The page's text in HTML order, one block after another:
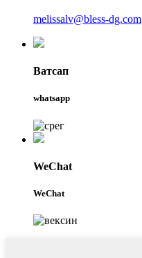
melissalv@bless-dg.com
Ватсап
whatsapp
WeChat
WeChat